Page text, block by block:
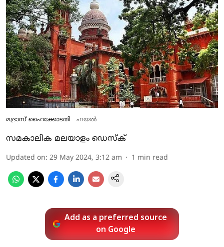
മദ്രാസ് ഹൈക്കോടതി ഫയല്‍
സമകാലിക മലയാളം ഡെസ്ക്
Updated on: 29 May 2024, 3:12 am 1 min read
Add as a preferred source
on Google